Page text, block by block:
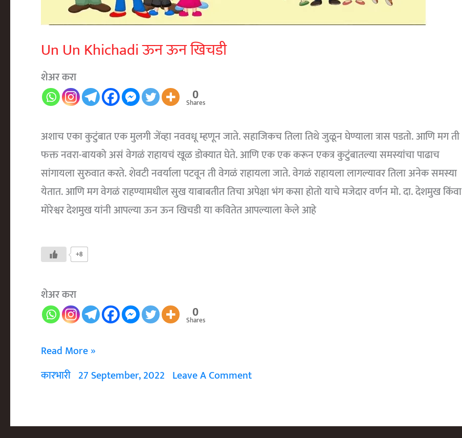
Un Un Khichadi ऊन ऊन खिचडी
शेअर करा
0
Shares
अशाच एका कुटुंबात एक मुलगी जेंव्हा नववधू म्हणून जाते. सहाजिकच तिला तिथे जुळून घेण्याला त्रास पडतो. आणि मग ती
फक्त नवरा-बायको असं वेगळं राहायचं खूळ डोक्यात घेते. आणि एक एक करून एकत्र कुटुंबातल्या समस्यांचा पाढाच
सांगायला सुरुवात करते. शेवटी नवर्याला पटवून ती वेगळं राहायला जाते. वेगळं राहायला लागल्यावर तिला अनेक समस्या
येतात. आणि मग वेगळं राहण्यामधील सुख याबाबतीत तिचा अपेक्षा भंग कसा होतो याचे मजेदार वर्णन मो. दा. देशमुख किंवा
मोरेश्वर देशमुख यांनी आपल्या ऊन ऊन खिचडी या कवितेत आपल्याला केले आहे
+8
शेअर करा
0
Shares
Un
Un
ऊन
Read More »
कारभारी 27 September, 2022 Leave A Comment